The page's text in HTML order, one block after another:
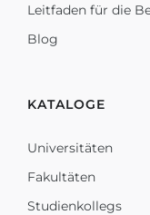
Leitfaden für die
Blog
KATALOGE
Universitäten
Fakultäten
Studienkollegs